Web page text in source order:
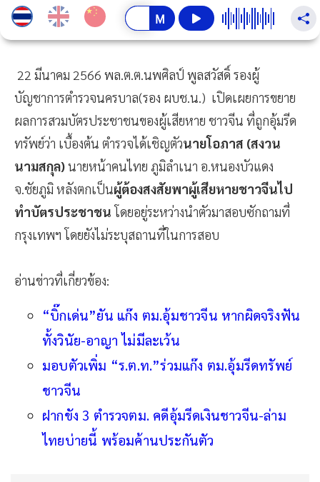
22 มีนาคม 2566 พล.ต.ต.นพศิลป์ พูลสวัสดิ์ รองผู้
บัญชาการตำรวจนครบาล(รอง ผบช.น.) เปิดเผยการขยาย
ผลการสวมบัตรประชาชนของผู้เสียหาย ชาวจีน ที่ถูกอุ้มรีด
ทรัพย์ว่า เบื้องต้น ตำรวจได้เชิญตัวนายโอภาส (สงวน
นามสกุล)นายหน้าคนไทย ภูมิลำเนา อ.หนองบัวแดง
จ.ชัยภูมิ หลังตกเป็นผู้ต้องสงสัยพาผู้เสียหายชาวจีนไป
ทำบัตรประชาชนโดยอยู่ระหว่างนำตัวมาสอบซักถามที่
กรุงเทพฯ โดยยังไม่ระบุสถานที่ในการสอบ
อ่านข่าวที่เกี่ยวข้อง:
“บิ๊กเด่น”ยัน แก๊ง ตม.อุ้มชาวจีน หากผิดจริงฟัน
ทั้งวินัย-อาญา ไม่มีละเว้น
มอบตัวเพิ่ม “ร.ต.ท.”ร่วมแก๊ง ตม.อุ้มรีดทรัพย์
ชาวจีน
ฝากขัง 3 ตำรวจตม. คดีอุ้มรีดเงินชาวจีน-ล่าม
ไทยบ่ายนี้ พร้อมค้านประกันตัว